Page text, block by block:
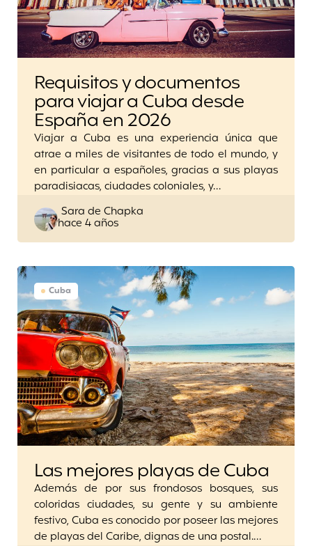
Requisitos y documentos
para viajar a Cuba desde
España en 2026
Viajar a Cuba es una experiencia única que
atrae a miles de visitantes de todo el mundo, y
en particular a españoles, gracias a sus playas
paradisiacas, ciudades coloniales, y…
Posted
by
Sara de Chapka
hace 4 años
Cuba
Las mejores playas de Cuba
Además de por sus frondosos bosques, sus
coloridas ciudades, su gente y su ambiente
festivo, Cuba es conocido por poseer las mejores
de playas del Caribe, dignas de una postal.…